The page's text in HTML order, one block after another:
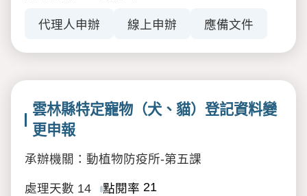
代理人申辦 線上申辦 應備文件
雲林縣特定寵物（犬、貓）登記資料變
更申報
承辦機關：動植物防疫所-第五課
處理天數 14 點閱率 21